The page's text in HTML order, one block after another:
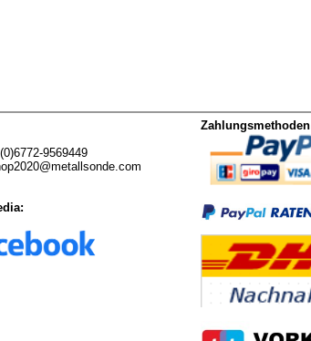
9569449
Zahlungsmethoden